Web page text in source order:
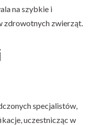
na szybkie i
zdrowotnych zwierząt.
specjalistów,
uczestnicząc w